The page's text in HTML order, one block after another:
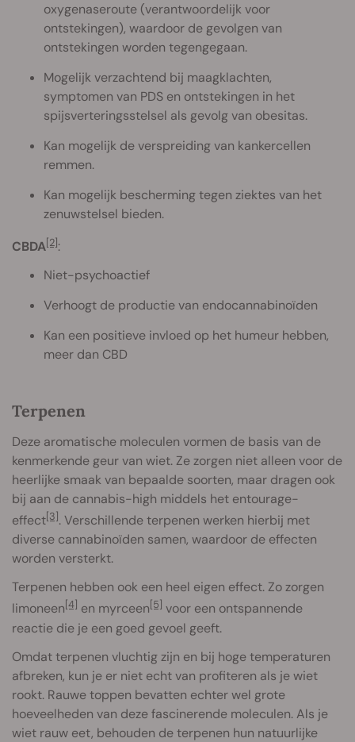
oxygenaseroute (verantwoordelijk voor
ontstekingen), waardoor de gevolgen van
ontstekingen worden tegengegaan.
Mogelijk verzachtend bij maagklachten,
symptomen van PDS en ontstekingen in het
spijsverteringsstelsel als gevolg van obesitas.
Kan mogelijk de verspreiding van kankercellen
remmen.
Kan mogelijk bescherming tegen ziektes van het
zenuwstelsel bieden.
CBDA[2]:
Niet-psychoactief
Verhoogt de productie van endocannabinoïden
Kan een positieve invloed op het humeur hebben,
meer dan CBD
Terpenen
Deze aromatische moleculen vormen de basis van de
kenmerkende geur van wiet. Ze zorgen niet alleen voor de
heerlijke smaak van bepaalde soorten, maar dragen ook
bij aan de cannabis-high middels het entourage-
effect[3]. Verschillende terpenen werken hierbij met
diverse cannabinoïden samen, waardoor de effecten
worden versterkt.
Terpenen hebben ook een heel eigen effect. Zo zorgen
limoneen[4] en myrceen[5] voor een ontspannende
reactie die je een goed gevoel geeft.
Omdat terpenen vluchtig zijn en bij hoge temperaturen
afbreken, kun je er niet echt van profiteren als je wiet
rookt. Rauwe toppen bevatten echter wel grote
hoeveelheden van deze fascinerende moleculen. Als je
wiet rauw eet, behouden de terpenen hun natuurlijke